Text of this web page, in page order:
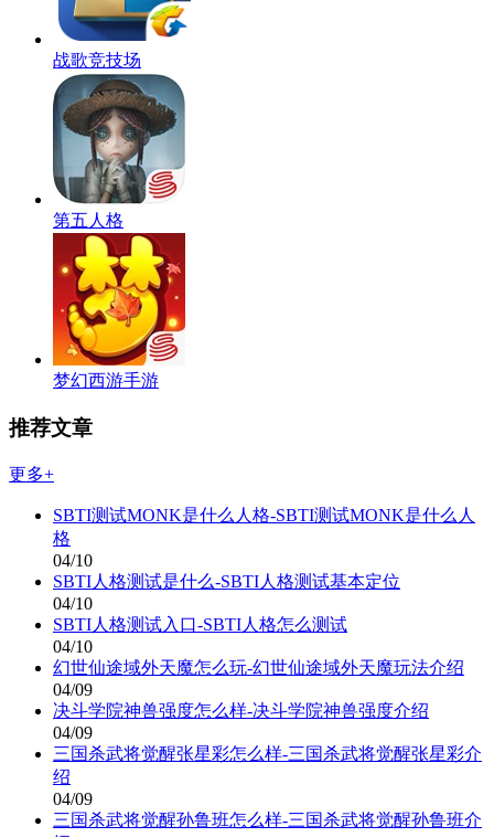
战歌竞技场
第五人格
梦幻西游手游
推荐文章
更多+
SBTI测试MONK是什么人格-SBTI测试MONK是什么人
格
04/10
SBTI人格测试是什么-SBTI人格测试基本定位
04/10
SBTI人格测试入口-SBTI人格怎么测试
04/10
幻世仙途域外天魔怎么玩-幻世仙途域外天魔玩法介绍
04/09
决斗学院神兽强度怎么样-决斗学院神兽强度介绍
04/09
三国杀武将觉醒张星彩怎么样-三国杀武将觉醒张星彩介
绍
04/09
三国杀武将觉醒孙鲁班怎么样-三国杀武将觉醒孙鲁班介